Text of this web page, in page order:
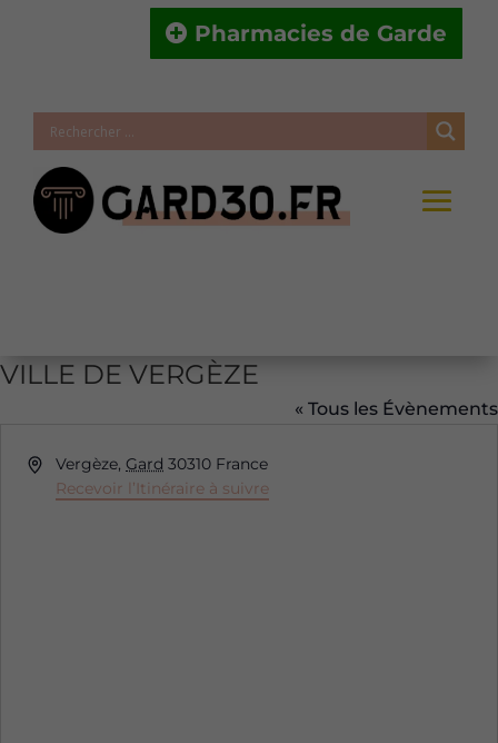
Pharmacies de Garde
VILLE DE VERGÈZE
« Tous les Évènements
AdresseVergèze, Gard 30310 France
Recevoir l’Itinéraire à suivre